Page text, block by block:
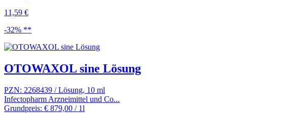
11,59 €
-32% **
OTOWAXOL sine Lösung
PZN: 2268439 / Lösung, 10 ml
Infectopharm Arzneimittel und Co...
Grundpreis: € 879,00 / 1l